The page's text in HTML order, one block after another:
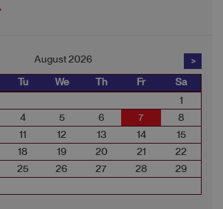
>
August 2026
Tu We Th Fr
Sa
1
4 5 6 7
8
11 12 13 14
15
18 19 20 21
22
25 26 27 28
29